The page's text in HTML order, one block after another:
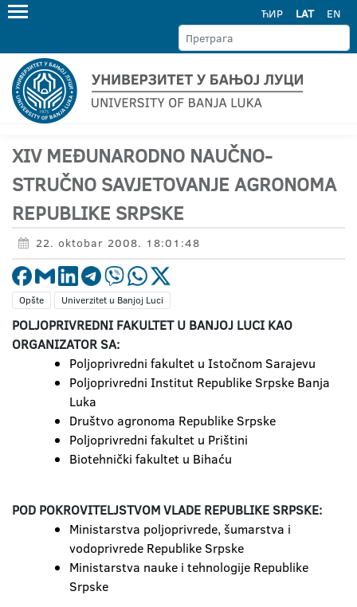
ЋИР LAT EN
XIV MEĐUNARODNO NAUČNO-
STRUČNO SAVJETOVANJE AGRONOMA
REPUBLIKE SRPSKE
22. oktobar 2008. 18:01:48
Opšte Univerzitet u Banjoj Luci
POLJOPRIVREDNI FAKULTET U BANJOJ LUCI KAO
ORGANIZATOR SA:
Poljoprivredni fakultet u Istočnom Sarajevu
Poljoprivredni Institut Republike Srpske Banja
Luka
Društvo agronoma Republike Srpske
Poljoprivredni fakultet u Prištini
Biotehnički fakultet u Bihaću
POD POKROVITELJSTVOM VLADE REPUBLIKE SRPSKE:
Ministarstva poljoprivrede, šumarstva i
vodoprivrede Republike Srpske
Ministarstva nauke i tehnologije Republike
Srpske